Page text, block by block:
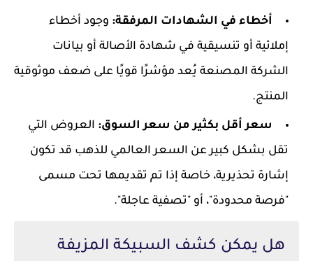
أخطاء في الشهادات المرفقة: وجود أخطاء
إملائية أو تنسيقية في شهادة الأصالة أو بيانات
الشركة المصنعة يُعد مؤشرًا قويًا على ضعف موثوقية
المنتج.
سعر أقل بكثير من سعر السوق: العروض التي
تقل بشكل كبير عن السعر العالمي للذهب قد تكون
إشارة تحذيرية، خاصة إذا تم تقديمها تحت مسمى
"فرصة محدودة"، أو "تصفية عاجلة".
هل يمكن كشف السبيكة المزيفة